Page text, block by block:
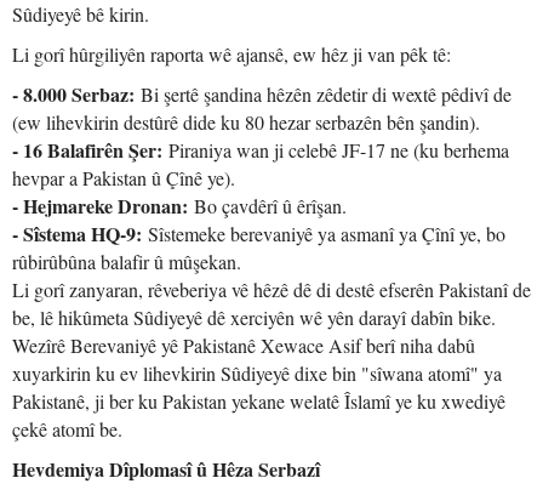
Sûdiyeyê bê kirin.
Li gorî hûrgiliyên raporta wê ajansê, ew hêz ji van pêk tê:
- 8.000 Serbaz: Bi şertê şandina hêzên zêdetir di wextê pêdivî de
(ew lihevkirin destûrê dide ku 80 hezar serbazên bên şandin).
- 16 Balafirên Şer: Piraniya wan ji celebê JF-17 ne (ku berhema
hevpar a Pakistan û Çînê ye).
- Hejmareke Dronan: Bo çavdêrî û êrîşan.
- Sîstema HQ-9: Sîstemeke berevaniyê ya asmanî ya Çînî ye, bo
rûbirûbûna balafir û mûşekan.
Li gorî zanyaran, rêveberiya vê hêzê dê di destê efserên Pakistanî de
be, lê hikûmeta Sûdiyeyê dê xerciyên wê yên darayî dabîn bike.
Wezîrê Berevaniyê yê Pakistanê Xewace Asif berî niha dabû
xuyarkirin ku ev lihevkirin Sûdiyeyê dixe bin "sîwana atomî" ya
Pakistanê, ji ber ku Pakistan yekane welatê Îslamî ye ku xwediyê
çekê atomî be.
Hevdemiya Dîplomasî û Hêza Serbazî